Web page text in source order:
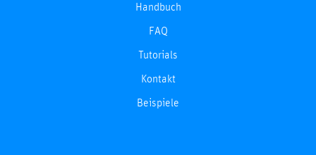
Handbuch
FAQ
Tutorials
Kontakt
Beispiele